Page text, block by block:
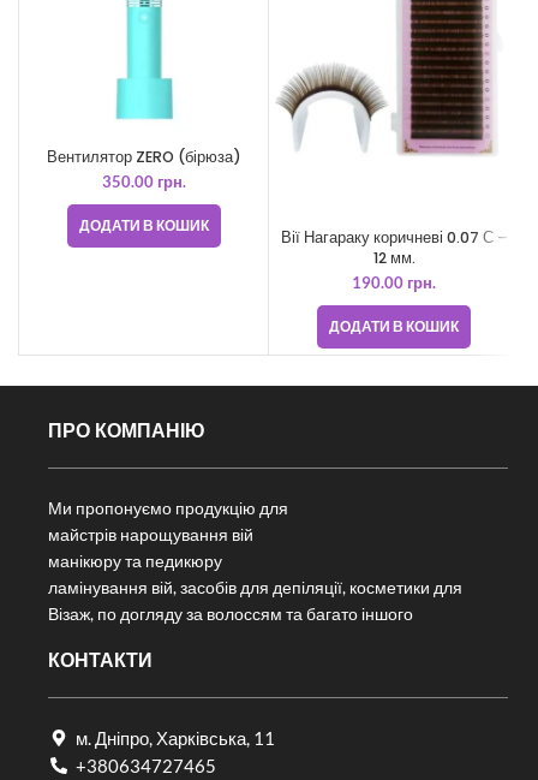
Вентилятор ZERO (бірюза)
350.00 грн.
ДОДАТИ В КОШИК
Вії Нагараку коричневі 0.07 С –
12 мм.
190.00 грн.
ДОДАТИ В КОШИК
ПРО КОМПАНІЮ
Ми пропонуємо продукцію для
майстрів нарощування вій
манікюру та педикюру
ламінування вій, засобів для депіляції, косметики для
Візаж, по догляду за волоссям та багато іншого
КОНТАКТИ
м. Дніпро, Харківська, 11
+380634727465